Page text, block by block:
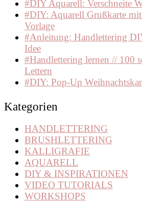
at
#DIY Aquarell: Verschneite
#DIY: Aquarell Grußkarte
Vorlage
#Anleitung: Handlettering
Idee
#Handlettering lernen // 100
Lettern
#DIY: Pop-Up
Kategorien
HANDLETTERING
BRUSHLETTERING
KALLIGRAFIE
AQUARELL
DIY & INSPIRATIONEN
VIDEO TUTORIALS
WORKSHOPS